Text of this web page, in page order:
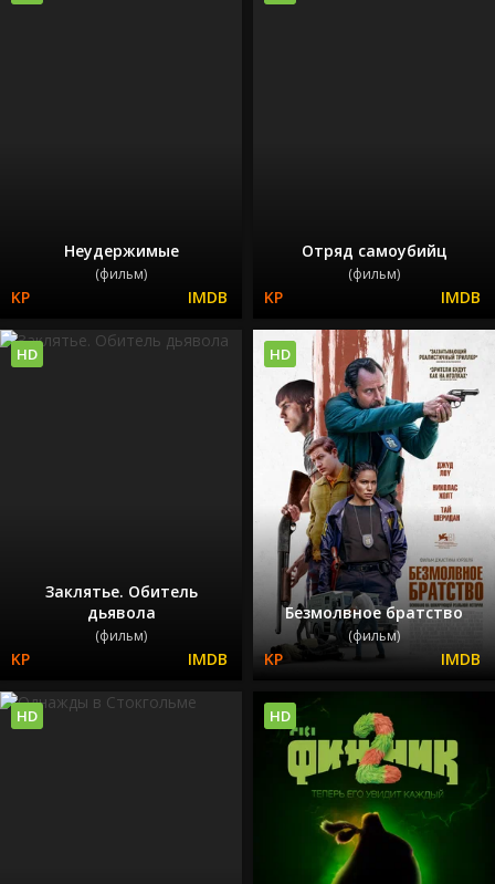
Неудержимые
(фильм)
Отряд самоубийц
(фильм)
Заклятье. Обитель
дьявола
(фильм)
HD
Безмолвное братство
(фильм)
HD
HD HD